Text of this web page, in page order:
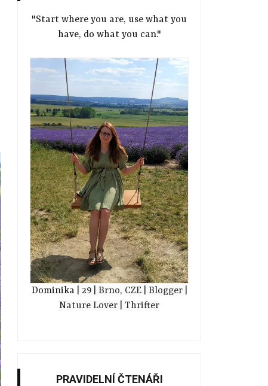
"Start where you are, use what you
have, do what you can."
Dominika | 29 | Brno, CZE | Blogger
Nature Lover
| Thrifter
PRAVIDELNÍ ČTENÁŘI